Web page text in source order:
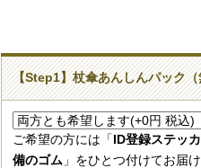
【Step1】杖傘あんしんパック
ご希望の方には「ID登録ステッ
備のゴム 」をひとつ付けてお届け